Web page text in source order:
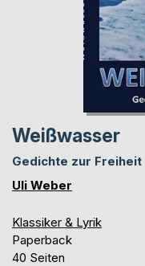
Weißwasser
Gedichte zur Freiheit
Uli Weber
Klassiker & Lyrik
Paperback
40 Seiten